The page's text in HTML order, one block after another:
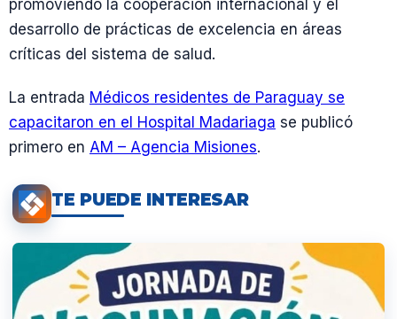
promoviendo la cooperación internacional y el
desarrollo de prácticas de excelencia en áreas
críticas del sistema de salud.
La entrada Médicos residentes de Paraguay se
capacitaron en el Hospital Madariaga se publicó
primero en AM – Agencia Misiones.
TE PUEDE INTERESAR